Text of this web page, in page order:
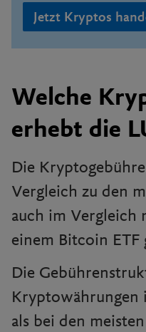
Jetzt Kryptos
Welche
erhebt die
Die
Vergleich zu den
auch im Vergleich
einem Bitcoin ETF
Die
Kryptowährungen
als bei den